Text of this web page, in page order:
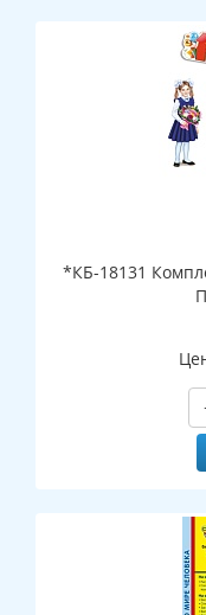
*КБ-18131